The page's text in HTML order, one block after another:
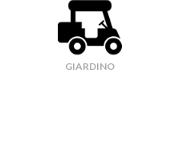
GIARDINO